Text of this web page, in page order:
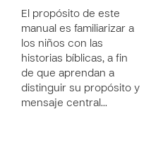
El propósito de este
manual es familiarizar a
los niños con las
historias bíblicas, a fin
de que aprendan a
distinguir su propósito y
mensaje central…